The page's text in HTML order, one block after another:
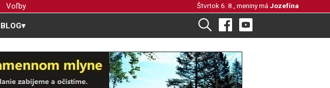
Voľby Štvrtok 6. 8., meniny má Jozefína
BLOG▾